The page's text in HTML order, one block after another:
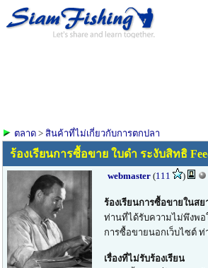
ตลาด > สินค้าที่ไม่เกี่ยวกับการตกปลา
ร้องเรียนการซื้อขาย ใบดำ ระงับสิทธิ
webmaster (111 )
ร้องเรียนการซื้อขายในส
ท่านที่ได้รับความไม่พึงพอ
การซื้อขายนอกเว็บไซต์ ท่
เรื่องที่ไม่รับร้องเรียน